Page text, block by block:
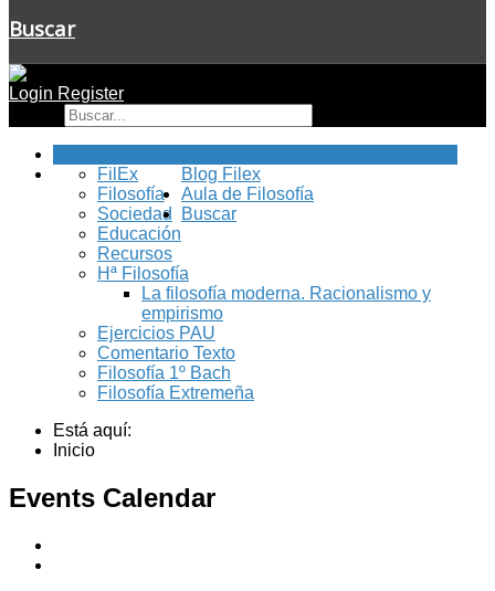
Buscar
Login Register
Blog Filex
FilEx
Filosofía
Sociedad
Educación
Recursos
Aula de Filosofía
Hª Filosofía
La filosofía moderna. Racionalismo y
empirismo
Ejercicios PAU
Comentario Texto
Filosofía 1º Bach
Filosofía Extremeña
Buscar
Está aquí:
Inicio
Events Calendar